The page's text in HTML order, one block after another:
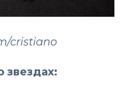
cristiano
звездах: